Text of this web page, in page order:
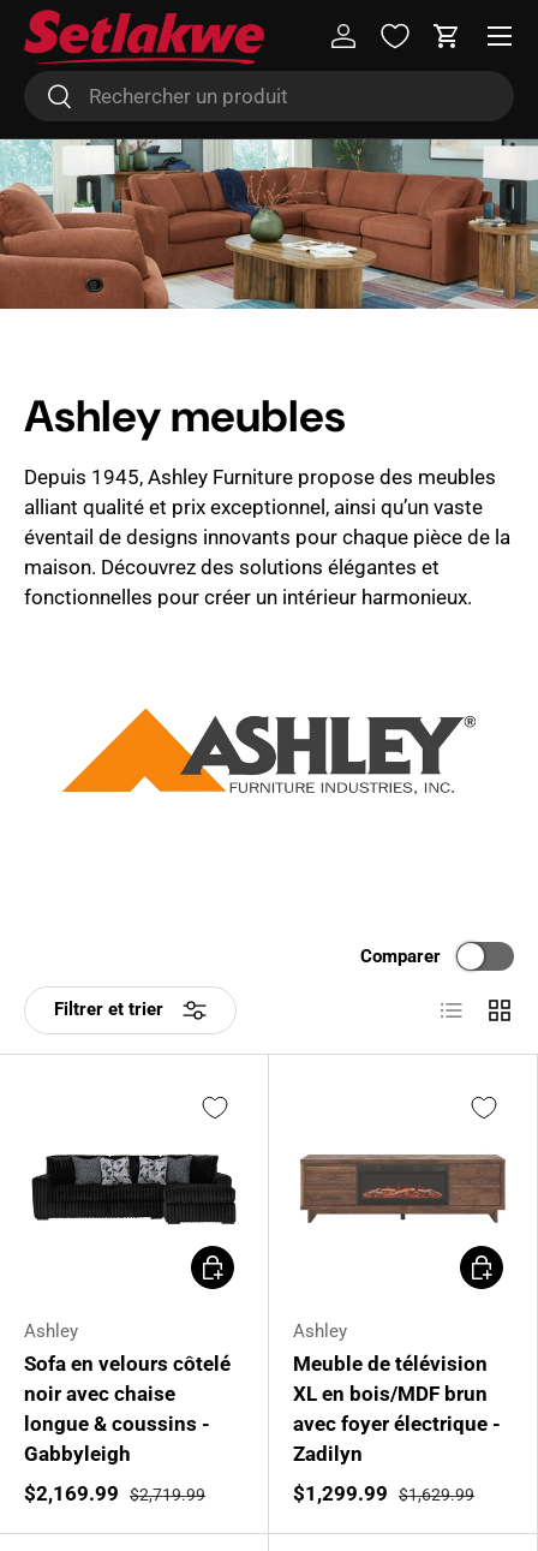
Aller au contenu
Recherche
Rechercher
Se connecterPanier
Menu
Ashley meubles
Depuis 1945, Ashley Furniture propose des meubles
alliant qualité et prix exceptionnel, ainsi qu’un vaste
éventail de designs innovants pour chaque pièce de la
maison. Découvrez des solutions élégantes et
fonctionnelles pour créer un intérieur harmonieux.
Filtrer et trier
Comparer
Liste Grille
Ashley
Sofa en velours côtelé
noir avec chaise
longue & coussins -
Gabbyleigh
$2,169.99
$2,719.99
Choisir les options
Ashley
Meuble de télévision
XL en bois/MDF brun
avec foyer électrique -
Zadilyn
$1,299.99
$1,629.99
Ajouter